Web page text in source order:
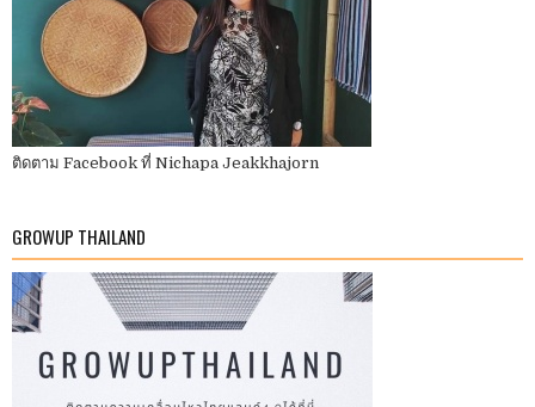
ติดตาม Facebook ที่ Nichapa Jeakkhajorn
GROWUP THAILAND